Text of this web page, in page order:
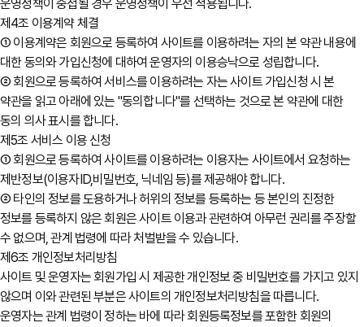
운영정책이 중첩될 경우 운영정책이 우선 적용됩니다.
제4조 이용계약 체결
① 이용계약은 회원으로 등록하여 사이트를 이용하려는 자의 본 약관 내용에
대한 동의와 가입신청에 대하여 운영자의 이용승낙으로 성립합니다.
② 회원으로 등록하여 서비스를 이용하려는 자는 사이트 가입신청 시 본
약관을 읽고 아래에 있는 "동의합니다"를 선택하는 것으로 본 약관에 대한
동의 의사 표시를 합니다.
제5조 서비스 이용 신청
① 회원으로 등록하여 사이트를 이용하려는 이용자는 사이트에서 요청하는
제반정보(이용자ID,비밀번호, 닉네임 등)를 제공해야 합니다.
② 타인의 정보를 도용하거나 허위의 정보를 등록하는 등 본인의 진정한
정보를 등록하지 않은 회원은 사이트 이용과 관련하여 아무런 권리를 주장할
수 없으며, 관계 법령에 따라 처벌받을 수 있습니다.
제6조 개인정보처리방침
사이트 및 운영자는 회원가입 시 제공한 개인정보 중 비밀번호를 가지고 있지
않으며 이와 관련된 부분은 사이트의 개인정보처리방침을 따릅니다.
운영자는 관계 법령이 정하는 바에 따라 회원등록정보를 포함한 회원의